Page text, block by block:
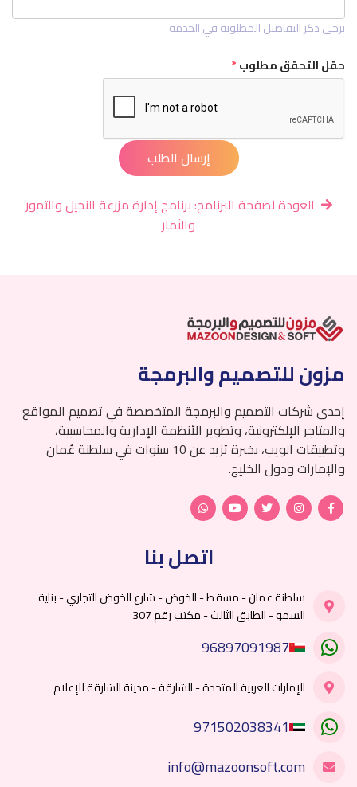
يرجى ذكر التفاصيل المطلوبة في الخدمة
حقل التحقق مطلوب*
إرسال الطلب
العودة لصفحة البرنامج: برنامج إدارة مزرعة النخيل والتمور
والثمار
مزون للتصميم والبرمجة
إحدى شركات التصميم والبرمجة المتخصصة في تصميم المواقع
والمتاجر الإلكترونية، وتطوير الأنظمة الإدارية والمحاسبية،
وتطبيقات الويب، بخبرة تزيد عن 10 سنوات في سلطنة عُمان
والإمارات ودول الخليج.
اتصل بنا
سلطنة عمان - مسقط - الخوض - شارع الخوض التجاري - بناية
السمو - الطابق الثالث - مكتب رقم 307
96897091987
الإمارات العربية المتحدة - الشارقة - مدينة الشارقة للإعلام
971502038341
info@mazoonsoft.com